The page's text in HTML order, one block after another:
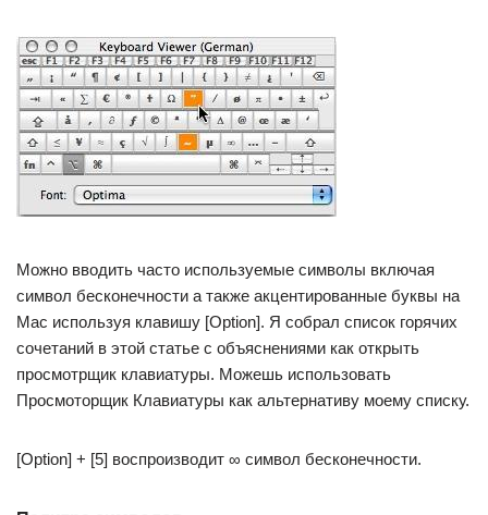
Можно вводить часто используемые символы включая
символ бесконечности а также акцентированные буквы на
Mac используя клавишу [Option]. Я собрал список горячих
сочетаний в этой статье с объяснениями как открыть
просмотрщик клавиатуры. Можешь использовать
Просмоторщик Клавиатуры как альтернативу моему списку.
[Option] + [5] воспроизводит ∞ символ бесконечности.